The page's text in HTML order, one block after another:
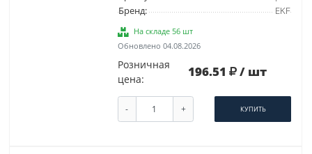
Бренд:
EKF
На складе 56 шт
Обновлено 04.08.2026
Розничная
цена:
196.51 / шт
- + КУПИТЬ